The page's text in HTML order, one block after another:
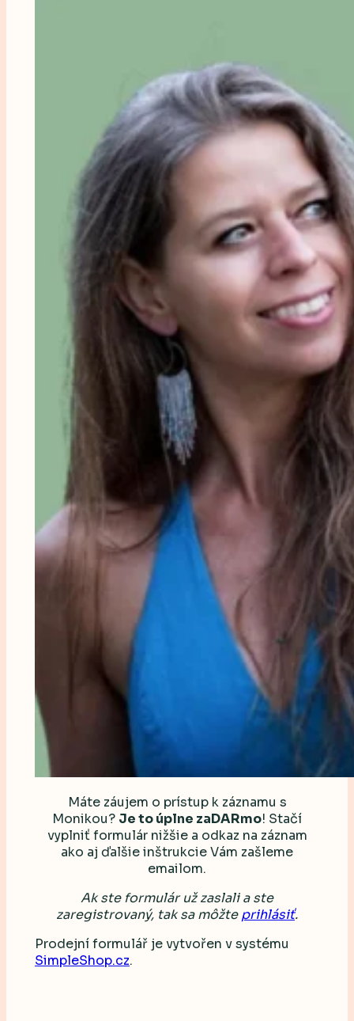
Máte záujem o prístup k záznamu s
Monikou? Je to úplne zaDARmo! Stačí
vyplniť formulár nižšie a odkaz na záznam
ako aj ďalšie inštrukcie Vám zašleme
emailom.
Ak ste formulár už zaslali a ste
zaregistrovaný, tak sa môžteprihlásiť.
Prodejní formulář je vytvořen v systému
SimpleShop.cz.